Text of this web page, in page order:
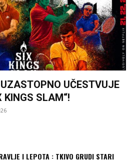
UČESTVUJE
KINGS SLAM“!
I LEPOTA : TKIVO GRUDI STARI